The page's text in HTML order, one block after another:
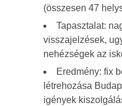
(összesen 47
Tapasztalat:
visszajelzések,
nehézségek az
Eredmény: fix
létrehozása
igények